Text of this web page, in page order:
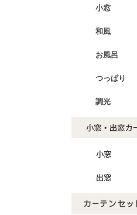
小窓
和風
お風呂
つっぱり
調光